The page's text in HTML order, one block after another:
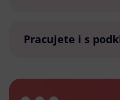
Pracujete i s